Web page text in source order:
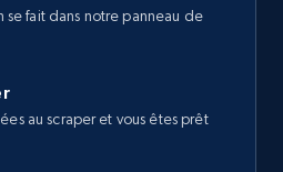
se fait dans notre panneau de
au scraper et vous êtes prêt